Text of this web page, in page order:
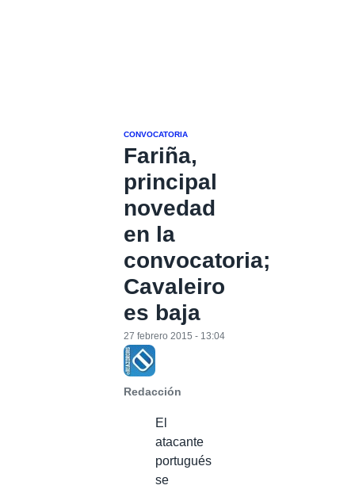
CONVOCATORIA
Fariña,
principal
novedad
en la
convocatoria;
Cavaleiro
es baja
Redacción
27 febrero 2015 - 13:04
El
atacante
portugués
se